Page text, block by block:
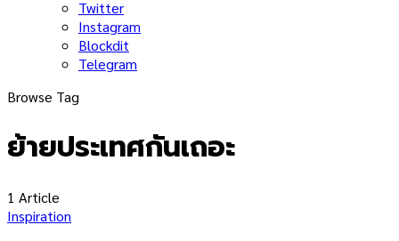
Twitter
Instagram
Blockdit
Telegram
Browse Tag
ย้ายประเทศกันเถอะ
1 Article
Inspiration